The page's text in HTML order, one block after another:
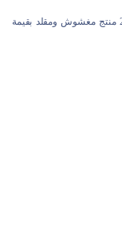
فرقنا الرقابية تداهم المواقع المخالفة وتضبط أكثر من 200 منتج مغشوش ومقلد بقيمة